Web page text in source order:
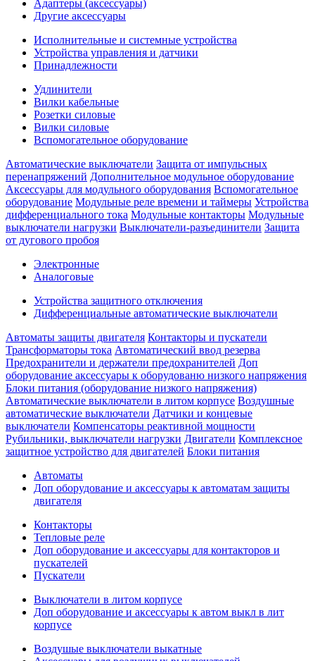
Адаптеры (аксессуары)
Другие аксессуары
Исполнительные и системные устройства
Устройства управления и датчики
Принадлежности
Удлинители
Вилки кабельные
Розетки силовые
Вилки силовые
Вспомогательное оборудование
Автоматические выключатели Защита от импульсных
перенапряжений Дополнительное модульное оборудование
Аксессуары для модульного оборудования Вспомогательное
оборудование Модульные реле времени и таймеры Устройства
дифференциального тока Модульные контакторы Модульные
выключатели нагрузки Выключатели-разъединители Защита
от дугового пробоя
Электронные
Аналоговые
Устройства защитного отключения
Дифференциальные автоматические выключатели
Автоматы защиты двигателя Контакторы и пускатели
Трансформаторы тока Автоматический ввод резерва
Предохранители и держатели предохранителей Доп
оборудование аксессуары к оборудованю низкого напряжения
Блоки питания (оборудование низкого напряжения)
Автоматические выключатели в литом корпусе Воздушные
автоматические выключатели Датчики и концевые
выключатели Компенсаторы реактивной мощности
Рубильники, выключатели нагрузки Двигатели Комплексное
защитное устройство для двигателей Блоки питания
Автоматы
Доп оборудование и аксессуары к автоматам защиты
двигателя
Контакторы
Тепловые реле
Доп оборудование и аксессуары для контакторов и
пускателей
Пускатели
Выключатели в литом корпусе
Доп оборудование и аксессуары к автом выкл в лит
корпусе
Воздушые выключатели выкатные